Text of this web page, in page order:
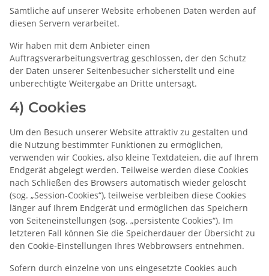
Sämtliche auf unserer Website erhobenen Daten werden auf
diesen Servern verarbeitet.
Wir haben mit dem Anbieter einen
Auftragsverarbeitungsvertrag geschlossen, der den Schutz
der Daten unserer Seitenbesucher sicherstellt und eine
unberechtigte Weitergabe an Dritte untersagt.
4) Cookies
Um den Besuch unserer Website attraktiv zu gestalten und
die Nutzung bestimmter Funktionen zu ermöglichen,
verwenden wir Cookies, also kleine Textdateien, die auf Ihrem
Endgerät abgelegt werden. Teilweise werden diese Cookies
nach Schließen des Browsers automatisch wieder gelöscht
(sog. „Session-Cookies“), teilweise verbleiben diese Cookies
länger auf Ihrem Endgerät und ermöglichen das Speichern
von Seiteneinstellungen (sog. „persistente Cookies“). Im
letzteren Fall können Sie die Speicherdauer der Übersicht zu
den Cookie-Einstellungen Ihres Webbrowsers entnehmen.
Sofern durch einzelne von uns eingesetzte Cookies auch